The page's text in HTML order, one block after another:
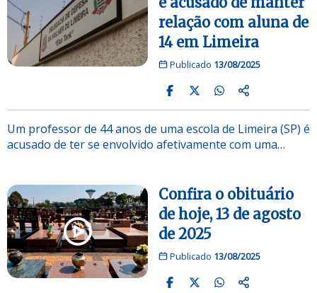
relação com aluna de
14 em Limeira
Publicado 13/08/2025
Um professor de 44 anos de uma escola de Limeira (SP) é
acusado de ter se envolvido afetivamente com uma…
Confira o obituário
de hoje, 13 de agosto
de 2025
Publicado 13/08/2025